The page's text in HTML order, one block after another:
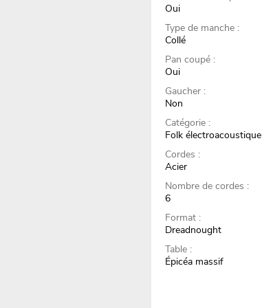
Oui
Type de manche :
Collé
Pan coupé :
Oui
Gaucher :
Non
Catégorie :
Folk électroacoustique
Cordes :
Acier
Nombre de cordes :
6
Format :
Dreadnought
Table :
Épicéa massif